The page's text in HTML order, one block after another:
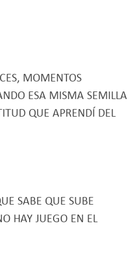
MOMENTOS
ESA MISMA SEMILLA
QUE APRENDÍ DEL
SABE QUE SUBE
HAY JUEGO EN EL